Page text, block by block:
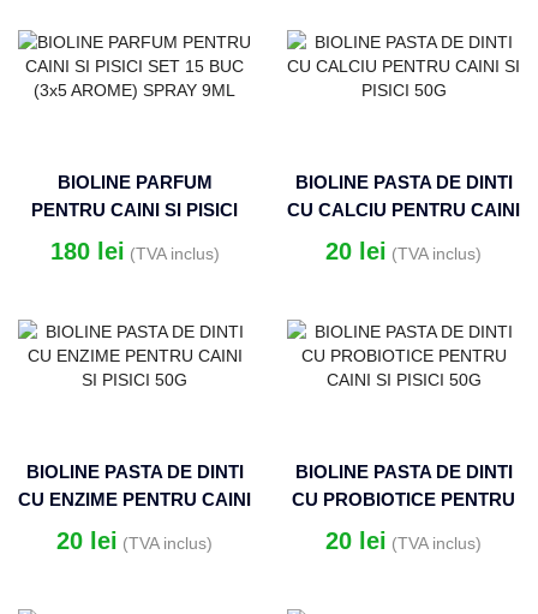
BIOLINE PARFUM
PENTRU CAINI SI PISICI
SET 15 BUC (3×5 AROME)
SPRAY 9ML
180 lei (TVA inclus)
BIOLINE PASTA DE DINTI
CU CALCIU PENTRU CAINI
SI PISICI 50G
20 lei (TVA inclus)
BIOLINE PASTA DE DINTI
CU ENZIME PENTRU CAINI
SI PISICI 50G
20 lei (TVA inclus)
BIOLINE PASTA DE DINTI
CU PROBIOTICE PENTRU
CAINI SI PISICI 50G
20 lei (TVA inclus)